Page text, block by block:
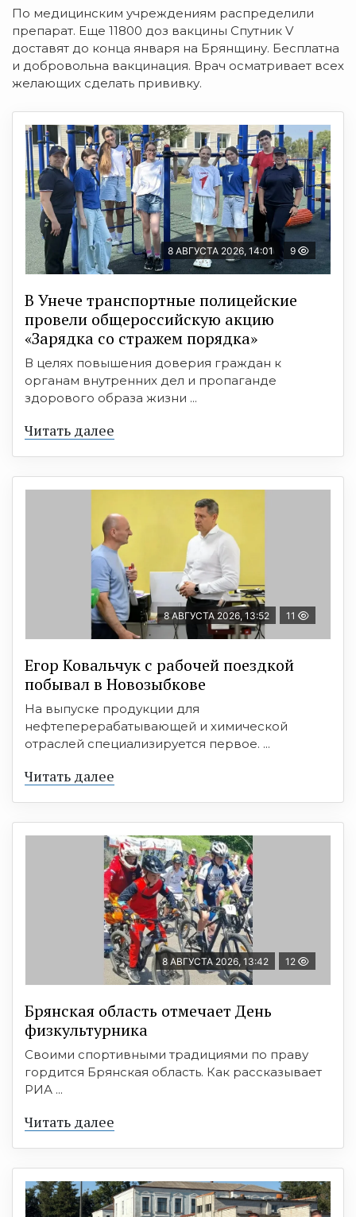
По медицинским учреждениям распределили
препарат. Еще 11800 доз вакцины Спутник V
доставят до конца января на Брянщину. Бесплатна
и добровольна вакцинация. Врач осматривает всех
желающих сделать прививку.
8 АВГУСТА 2026, 14:01 9
В Унече транспортные полицейские
провели общероссийскую акцию
«Зарядка со стражем порядка»
В целях повышения доверия граждан к
органам внутренних дел и пропаганде
здорового образа жизни ...
Читать далее
8 АВГУСТА 2026, 13:52 11
Егор Ковальчук с рабочей поездкой
побывал в Новозыбкове
На выпуске продукции для
нефтеперерабатывающей и химической
отраслей специализируется первое. ...
Читать далее
8 АВГУСТА 2026, 13:42 12
Брянская область отмечает День
физкультурника
Своими спортивными традициями по праву
гордится Брянская область. Как рассказывает
РИА ...
Читать далее